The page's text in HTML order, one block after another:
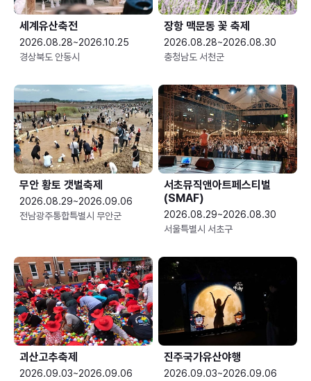
세계유산축전
2026.08.28~2026.10.25
경상북도 안동시
장항 맥문동 꽃 축제
2026.08.28~2026.08.30
충청남도 서천군
무안 황토 갯벌축제
2026.08.29~2026.09.06
전남광주통합특별시 무안군
서초뮤직앤아트페스티벌
(SMAF)
2026.08.29~2026.08.30
서울특별시 서초구
괴산고추축제
2026.09.03~2026.09.06
진주국가유산야행
2026.09.03~2026.09.06